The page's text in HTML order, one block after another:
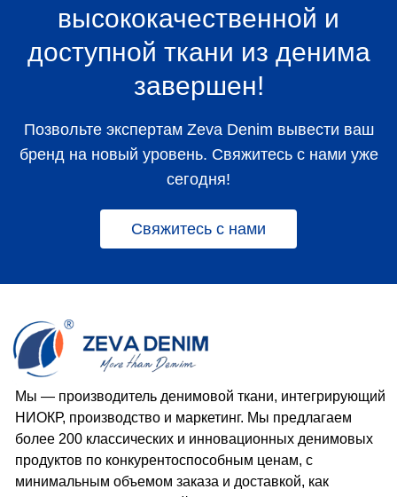
высококачественной и
доступной ткани из денима
завершен!
Позвольте экспертам Zeva Denim вывести ваш
бренд на новый уровень. Свяжитесь с нами уже
сегодня!
Свяжитесь с нами
Мы — производитель денимовой ткани, интегрирующий
НИОКР, производство и маркетинг. Мы предлагаем
более 200 классических и инновационных денимовых
продуктов по конкурентоспособным ценам, с
минимальным объемом заказа и доставкой, как